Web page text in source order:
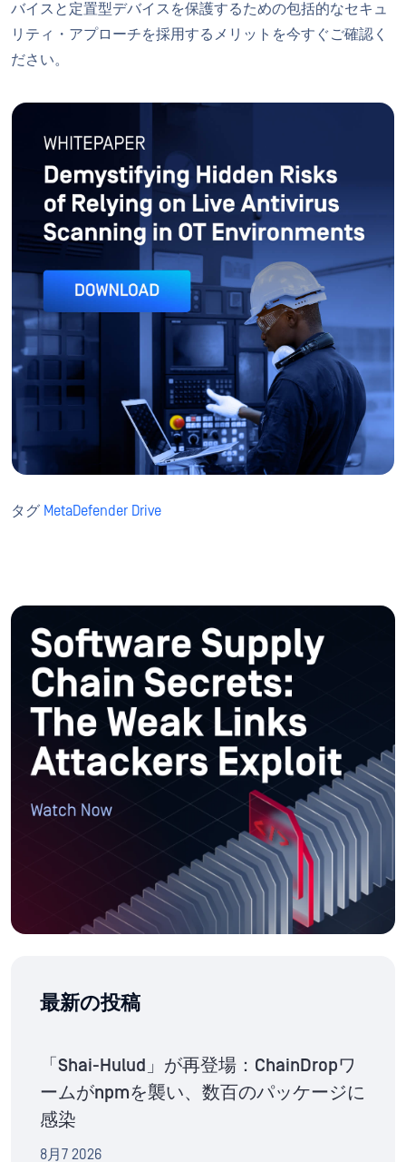
バイスと定置型デバイスを保護するための包括的なセキュ
リティ・アプローチを採用するメリットを今すぐご確認く
ださい。
ホワイトペーパー
隠されたリスクの解明 OT
ダウンロード
タグ MetaDefender Drive
最新の投稿
「Shai-Hulud」が再登場：ChainDropワ
ームがnpmを襲い、数百のパッケージに
感染
8月7 2026